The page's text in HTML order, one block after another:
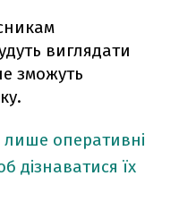
виглядати
зможуть
оперативні
дізнаватися їх